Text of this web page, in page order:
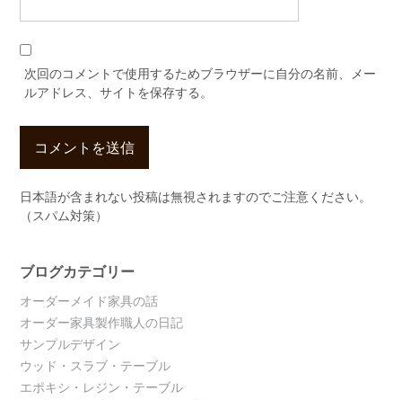
次回のコメントで使用するためブラウザーに自分の名前、メー
ルアドレス、サイトを保存する。
日本語が含まれない投稿は無視されますのでご注意ください。
（スパム対策）
ブログカテゴリー
オーダーメイド家具の話
オーダー家具製作職人の日記
サンプルデザイン
ウッド・スラブ・テーブル
エポキシ・レジン・テーブル